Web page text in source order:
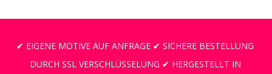
✔ EIGENE MOTIVE AUF ANFRAGE ✔ SICHERE BESTELLUNG
DURCH SSL VERSCHLÜSSELUNG ✔ HERGESTELLT IN